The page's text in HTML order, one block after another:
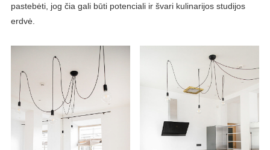
pastebėti, jog čia gali būti potenciali ir švari kulinarijos studijos
erdvė.